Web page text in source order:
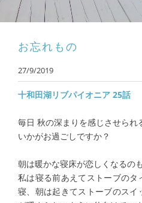
お忘れもの
27/9/2019
十和田湖リブパイオニア 25話
毎日 秋の深まりを感じさせられ
いかがお過ごしですか？
朝は暖かな寝床が恋しくなるの
私は寝る前あえてストーブの
寝、朝は起きてストーブのスイ